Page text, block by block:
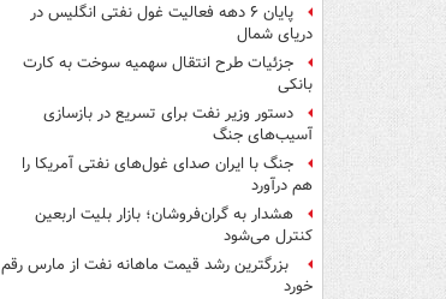
پایان ۶ دهه فعالیت غول نفتی انگلیس در
دریای شمال
جزئیات طرح انتقال سهمیه سوخت به کارت
بانکی
دستور وزیر نفت برای تسریع در بازسازی
آسیب‌های جنگ
جنگ با ایران صدای غول‌های نفتی آمریکا را
هم درآورد
هشدار به گران‌فروشان؛ بازار بلیت اربعین
کنترل می‌شود
بزرگترین رشد قیمت ماهانه نفت از مارس رقم
خورد